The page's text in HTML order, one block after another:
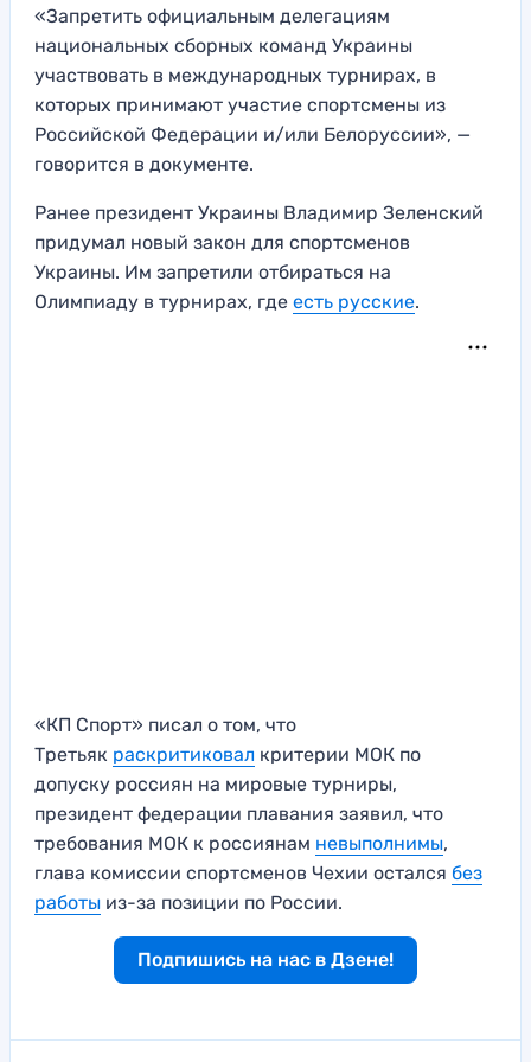
«Запретить официальным делегациям
национальных сборных команд Украины
участвовать в международных турнирах, в
которых принимают участие спортсмены из
Российской Федерации и/или Белоруссии», —
говорится в документе.
Ранее президент Украины Владимир Зеленский
придумал новый закон для спортсменов
Украины. Им запретили отбираться на
Олимпиаду в турнирах, где есть русские.
«КП Спорт» писал о том, что
Третьяк раскритиковал критерии МОК по
допуску россиян на мировые турниры,
президент федерации плавания заявил, что
требования МОК к россиянам невыполнимы,
глава комиссии спортсменов Чехии остался без
работы из-за позиции по России.
Подпишись на нас в Дзене!